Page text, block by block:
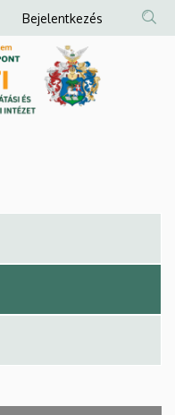
Anonim
Felhasználói
fiók
menüje
Bejelentkezés